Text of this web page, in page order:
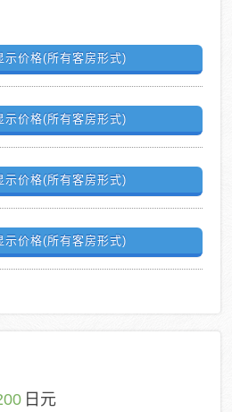
示价格(所有客房形式)
示价格(所有客房形式)
示价格(所有客房形式)
示价格(所有客房形式)
日元